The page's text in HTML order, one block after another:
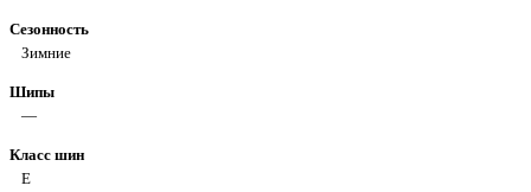
Сезонность
Зимние
Шипы
—
Класс шин
E